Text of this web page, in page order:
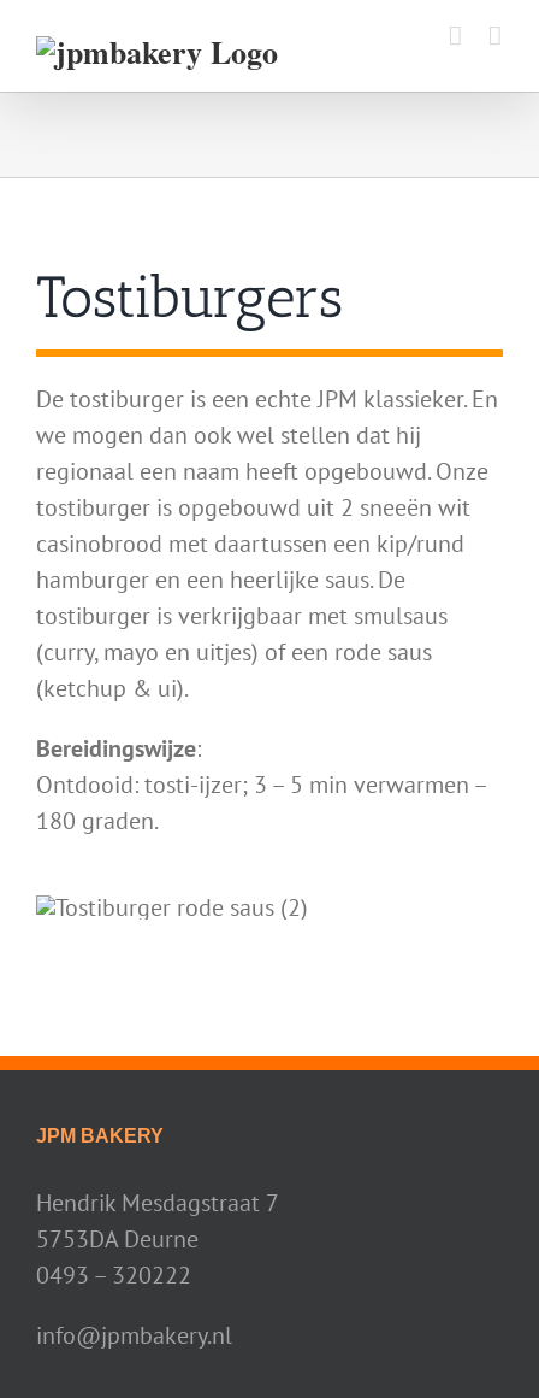
naar
inhoud
Tostiburgers
De tostiburger is een echte JPM klassieker. En
we mogen dan ook wel stellen dat hij
regionaal een naam heeft opgebouwd. Onze
tostiburger is opgebouwd uit 2 sneeën wit
casinobrood met daartussen een kip/rund
hamburger en een heerlijke saus. De
tostiburger is verkrijgbaar met smulsaus
(curry, mayo en uitjes) of een rode saus
(ketchup & ui).
Bereidingswijze:
Ontdooid: tosti-ijzer; 3 – 5 min verwarmen –
180 graden.
JPM BAKERY
Hendrik Mesdagstraat 7
5753DA Deurne
0493 – 320222
info@jpmbakery.nl